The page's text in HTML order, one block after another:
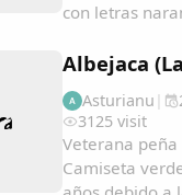
con letras
entre las
Albejaca
A Asturianu |
3125 visit
Veterana
Camiseta